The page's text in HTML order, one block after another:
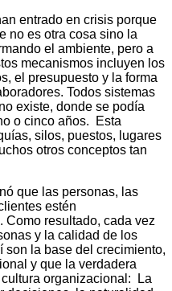
entrado en crisis porque
no es otra cosa sino la
el ambiente, pero a
mecanismos incluyen los
el presupuesto y la forma
Todos sistemas
existe, donde se podía
o cinco años. Esta
silos, puestos, lugares
otros conceptos tan
que las personas, las
estén
Como resultado, cada vez
y la calidad de los
son la base del crecimiento,
y que la verdadera
organizacional: La